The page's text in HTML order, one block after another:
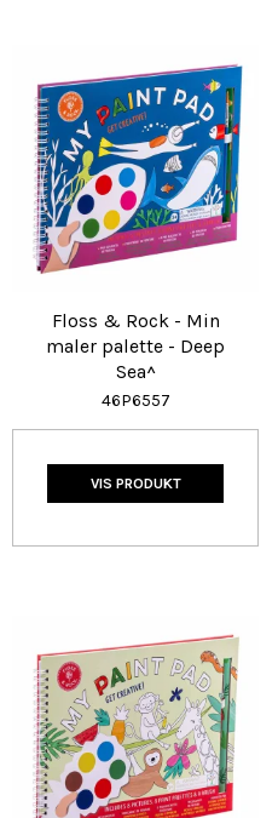
Floss & Rock - Min
maler palette - Deep
Sea^
46P6557
VIS PRODUKT